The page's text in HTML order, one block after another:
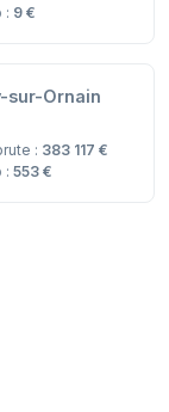
: 9 €
sur-Ornain
: 383 117 €
: 553 €